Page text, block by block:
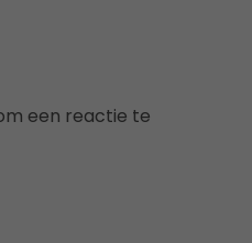
een reactie te